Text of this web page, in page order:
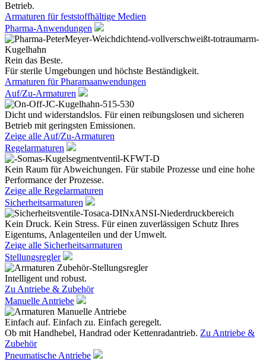
Betrieb.
Armaturen für feststoffhältige Medien
Pharma-Anwendungen
Rein das Beste.
Für sterile Umgebungen und höchste Beständigkeit.
Armaturen für Pharamaanwendungen
Auf/Zu-Armaturen
Dicht und widerstandslos. Für einen reibungslosen und sicheren
Betrieb mit geringsten Emissionen.
Zeige alle Auf/Zu-Armaturen
Regelarmaturen
Kein Raum für Abweichungen. Für stabile Prozesse und eine hohe
Performance der Prozesse.
Zeige alle Regelarmaturen
Sicherheitsarmaturen
Kein Druck. Kein Stress. Für einen zuverlässigen Schutz Ihres
Eigentums, Anlagenteilen und der Umwelt.
Zeige alle Sicherheitsarmaturen
Stellungsregler
Intelligent und robust.
Zu Antriebe & Zubehör
Manuelle Antriebe
Einfach auf. Einfach zu. Einfach geregelt.
Ob mit Handhebel, Handrad oder Kettenradantrieb. Zu Antriebe &
Zubehör
Pneumatische Antriebe